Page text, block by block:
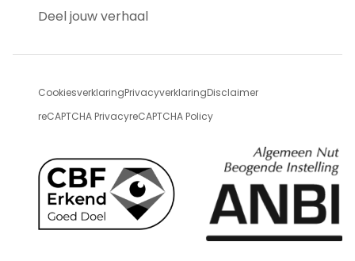
Deel jouw verhaal
CookiesverklaringPrivacyverklaringDisclaimer
reCAPTCHA PrivacyreCAPTCHA Policy